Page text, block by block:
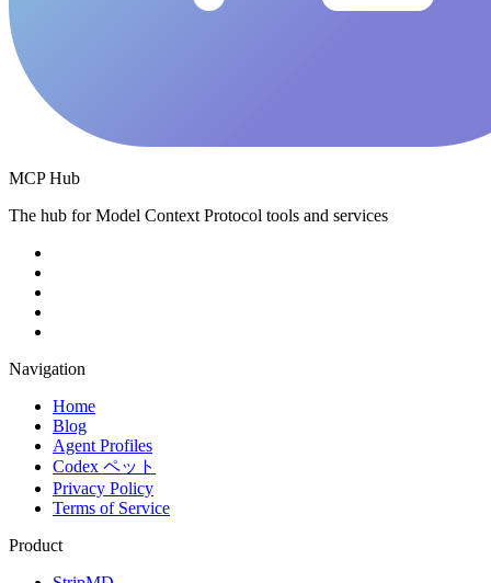
MCP Hub
The hub for Model Context Protocol tools and services
Navigation
Home
Blog
Agent Profiles
Codex ペット
Privacy Policy
Terms of Service
Product